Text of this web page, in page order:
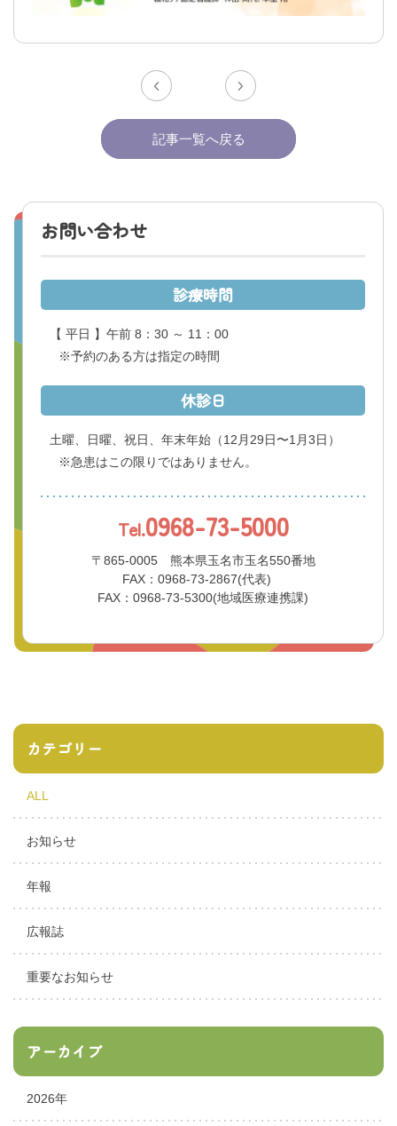
記事一覧へ戻る
お問い合わせ
診療時間
【 平日 】午前 8：30 ～ 11：00
※予約のある方は指定の時間
休診日
土曜、日曜、祝日、年末年始 （12月29日〜1月3日）
※急患はこの限りではありません。
Tel.0968-73-5000
〒865-0005 熊本県玉名市玉名550番地
FAX：0968-73-2867(代表)
FAX：0968-73-5300(地域医療連携課)
カテゴリー
ALL
お知らせ
年報
広報誌
重要なお知らせ
アーカイブ
2026年
お問い合わせ
〒865-0005 熊本県玉名市玉名550番地
0968-73-5000
くまもと県北病院会議室等使用規則（pdf）
利害関係者との接触等に関する届出書（word）